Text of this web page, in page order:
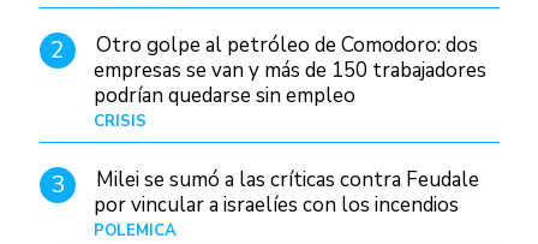
2
Otro golpe al petróleo de Comodoro: dos
empresas se van y más de 150 trabajadores
podrían quedarse sin empleo
CRISIS
3
Milei se sumó a las críticas contra Feudale
por vincular a israelíes con los incendios
POLÉMICA